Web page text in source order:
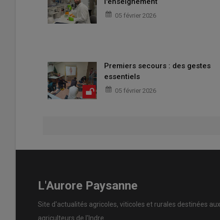
05 février 2026
Premiers secours : des gestes
essentiels
05 février 2026
L'Aurore Paysanne
Site d'actualités agricoles, viticoles et rurales destinées aux
agriculteurs de l'Indre.